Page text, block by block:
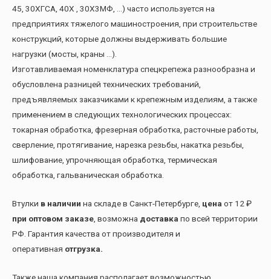
45, 30ХГСА, 40Х , 30Х3МФ, …) часто используется на
предприятиях тяжелого машиностроения, при строительстве
конструкций, которые должны выдерживать большие
нагрузки (мосты, краны …).
Изготавливаемая номенклатура спецкрепежа разнообразна и
обусловлена разницей технических требований,
предъявляемых заказчиками к крепежным изделиям, а также
применением в следующих технологических процессах:
токарная обработка, фрезерная обработка, расточные работы,
сверление, протягивание, нарезка резьбы, накатка резьбы,
шлифование, упрочняющая обработка, термическая
обработка, гальваническая обработка.
Втулки в наличии на складе в Санкт-Петербурге, цена от 12 ₽
при оптовом заказе , возможна доставка по всей территории
РФ. Гарантия качества от производителя и
оперативная отгрузка.